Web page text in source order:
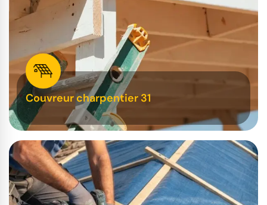
Couvreur charpentier 31